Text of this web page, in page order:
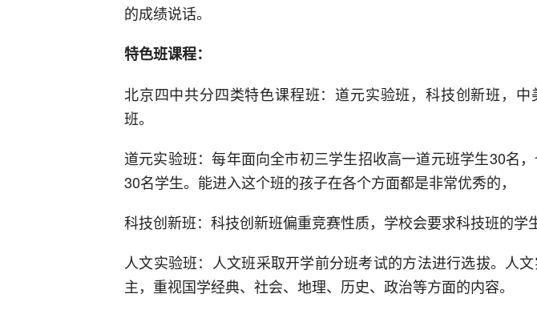
的成绩说话。
特色班课程：
北京四中共分四类特色课程班：道元实验班，科技创新班，
班。
道元实验班：每年面向全市初三学生招收高一道元班学生30名
30名学生。能进入这个班的孩子在各个方面都是非常优秀的，
科技创新班：科技创新班偏重竞赛性质，学校会要求科技班的学
人文实验班：人文班采取开学前分班考试的方法进行选拔。人
主，重视国学经典、社会、地理、历史、政治等方面的内容。